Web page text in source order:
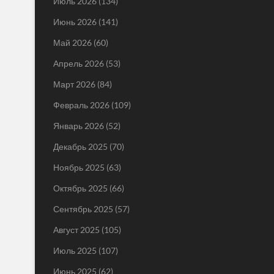
Июнь 2026 (141)
Май 2026 (60)
Апрель 2026 (53)
Март 2026 (84)
Февраль 2026 (109)
Январь 2026 (52)
Декабрь 2025 (70)
Ноябрь 2025 (63)
Октябрь 2025 (66)
Сентябрь 2025 (57)
Август 2025 (105)
Июль 2025 (107)
Июнь 2025 (62)